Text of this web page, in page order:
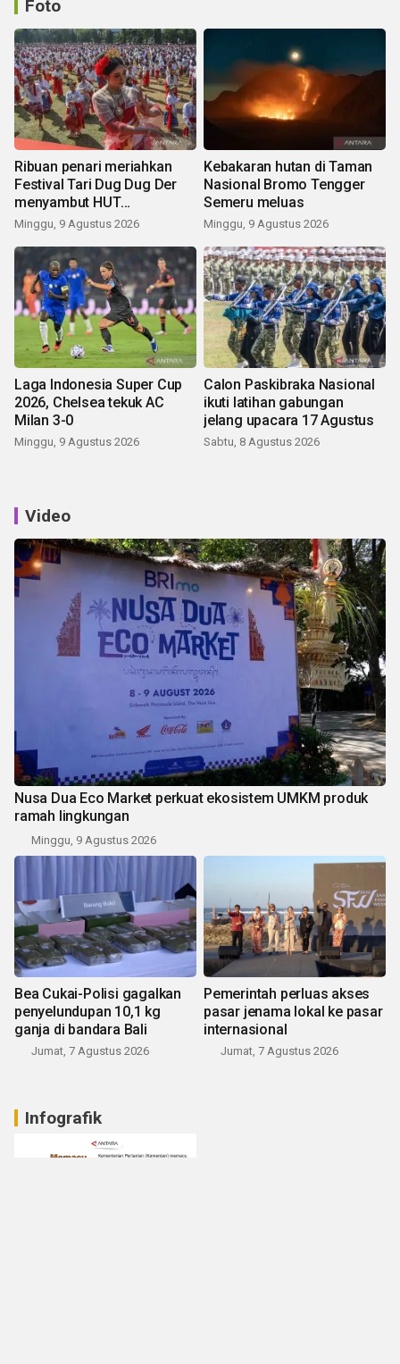
Foto
Ribuan penari meriahkan
Festival Tari Dug Dug Der
menyambut HUT
Kemerdekaan
Minggu, 9 Agustus 2026
Kebakaran hutan di Taman
Nasional Bromo Tengger
Semeru meluas
Minggu, 9 Agustus 2026
Laga Indonesia Super Cup
2026, Chelsea tekuk AC
Milan 3-0
Minggu, 9 Agustus 2026
Calon Paskibraka Nasional
ikuti latihan gabungan
jelang upacara 17 Agustus
Sabtu, 8 Agustus 2026
Video
Nusa Dua Eco Market perkuat ekosistem UMKM produk
ramah lingkungan
Minggu, 9 Agustus 2026
Bea Cukai-Polisi gagalkan
penyelundupan 10,1 kg
ganja di bandara Bali
Jumat, 7 Agustus 2026
Pemerintah perluas akses
pasar jenama lokal ke pasar
internasional
Jumat, 7 Agustus 2026
Infografik